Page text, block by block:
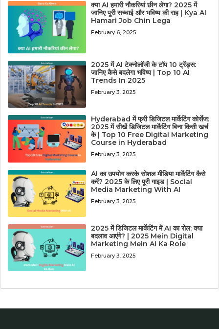
क्या AI हमारी नौकरियां छीन लेगा? 2025 में
जानिए पूरी सच्चाई और भविष्य की राह | Kya AI
Hamari Job Chin Lega
February 6, 2025
2025 में AI टेक्नोलॉजी के टॉप 10 ट्रेंड्स:
जानिए कैसे बदलेगा भविष्य | Top 10 AI
Trends In 2025
February 3, 2025
Hyderabad में फ्री डिजिटल मार्केटिंग कोर्सेज:
2025 में सीखें डिजिटल मार्केटिंग बिना किसी खर्च
के | Top 10 Free Digital Marketing
Course in Hyderabad
February 3, 2025
AI का उपयोग करके सोशल मीडिया मार्केटिंग कैसे
करें? 2025 के लिए पूरी गाइड | Social
Media Marketing With AI
February 3, 2025
2025 में डिजिटल मार्केटिंग में AI का रोल: क्या
बदलाव आएंगे? | 2025 Mein Digital
Marketing Mein AI Ka Role
February 3, 2025